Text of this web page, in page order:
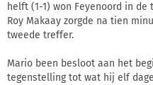
helft (1-1) won Feyenoord in
Roy Makaay zorgde na tien
tweede treffer.
Mario been besloot aan het
tegenstelling tot wat hij elf